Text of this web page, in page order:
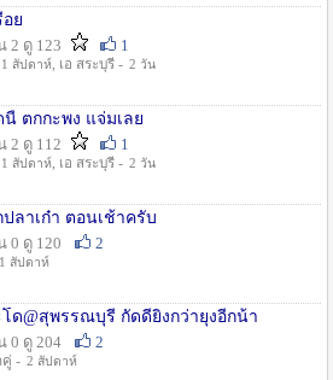
อย
2 ดู 123
1
1 สัปดาห์, เอ สระบุรี - 2 วัน
ตกกะพง แจ่มเลย
2 ดู 112
1
1 สัปดาห์, เอ สระบุรี - 2 วัน
ปลาเก๋า ตอนเช้าครับ
0 ดู 120
2
1 สัปดาห์
ด@สุพรรณบุรี กัดดียิ่งกว่ายุงอีกน้า
0 ดู 204
2
คู่ - 2 สัปดาห์